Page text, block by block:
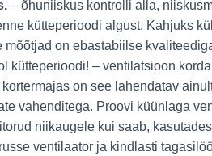
– õhuniiskus kontrolli alla,
kütteperioodi algust. Kahjuks
on ebastabiilse
kütteperioodi! – ventilatsioon
on see lahendatav
vahenditega. Proovi küünlaga
niikaugele kui saab,
ventilaator ja kindlasti